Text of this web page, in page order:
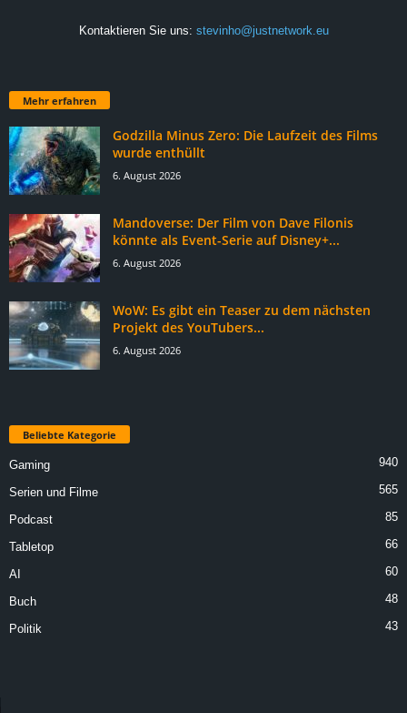
Kontaktieren Sie uns: stevinho@justnetwork.eu
Mehr erfahren
Godzilla Minus Zero: Die Laufzeit des Films
wurde enthüllt
6. August 2026
Mandoverse: Der Film von Dave Filonis
könnte als Event-Serie auf Disney+...
6. August 2026
WoW: Es gibt ein Teaser zu dem nächsten
Projekt des YouTubers...
6. August 2026
Beliebte Kategorie
Gaming 940
Serien und Filme 565
Podcast 85
Tabletop 66
AI 60
Buch 48
Politik 43